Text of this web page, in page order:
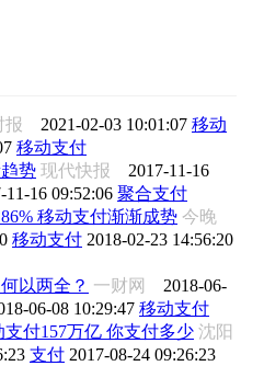
报 2021-02-03 10:01:07 移动
移动支付
势 现代快报 2017-11-16
11-16 09:52:06 聚合支付
移动支付渐渐成势 今晚
移动支付 2018-02-23 14:56:20
以两全？ 一财网 2018-06-
06-08 10:29:47 移动支付
付157万亿 你支付多少 沈阳
支付 2017-08-24 09:26:23